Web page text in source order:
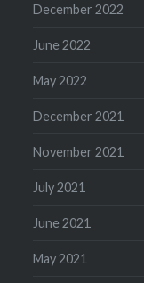
December 2022
June 2022
May 2022
December 2021
November 2021
July 2021
June 2021
May 2021